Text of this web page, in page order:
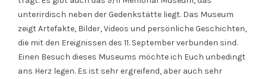
unterirdisch neben der Gedenkstätte liegt. Das Museum
zeigt Artefakte, Bilder, Videos und persönliche Geschichten,
die mit den Ereignissen des 11. September verbunden sind.
Einen Besuch dieses Museums möchte ich Euch unbedingt
ans Herz legen. Es ist sehr ergreifend, aber auch sehr